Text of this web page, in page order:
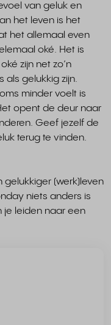
van geluk en
het leven is het
het allemaal even
oké. Het is
zijn net zo’n
als gelukkig zijn.
minder voelt is
opent de deur naar
Geef jezelf de
terug te vinden.
gelukkiger (werk)leven
niets anders is
je leiden naar een